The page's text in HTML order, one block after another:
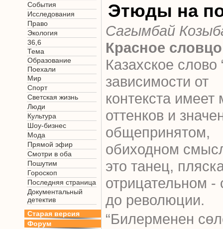
События
Исследования
Право
Экология
36,6
Тема
Образование
Поехали
Мир
Спорт
Светская жизнь
Люди
Культура
Шоу-бизнес
Мода
Прямой эфир
Смотри в оба
Пошутим
Гороскоп
Последняя страница
Документальный
детектив
Старая версия
Форум
Этюды на
Сагымбай
Красное словцо
Казахское слово
зависимости от
контекста имеет
оттенков и
общепринятом,
обиходном
это танец,
отрицательном -
до революции.
“Билерменен